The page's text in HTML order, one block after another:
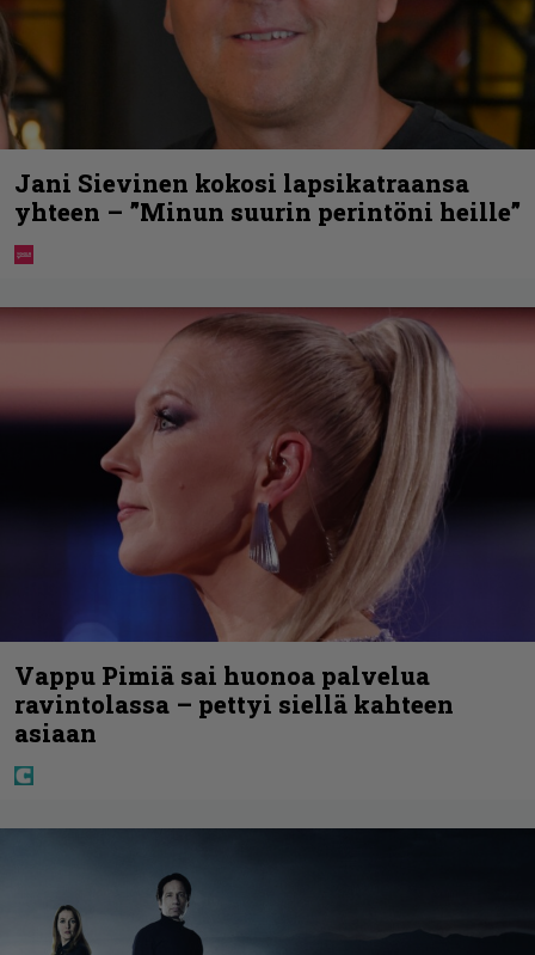
Jani Sievinen kokosi lapsikatraansa
yhteen – ”Minun suurin perintöni heille”
Vappu Pimiä sai huonoa palvelua
ravintolassa – pettyi siellä kahteen
asiaan